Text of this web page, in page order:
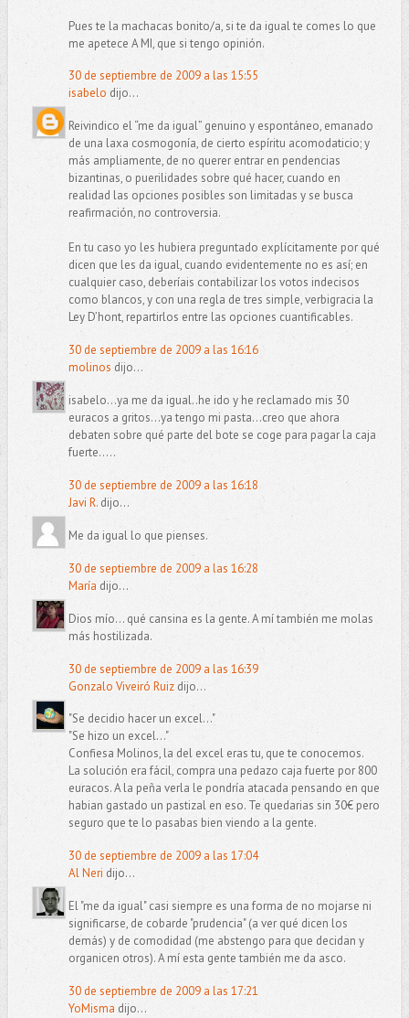
Pues te la machacas bonito/a, si te da igual te comes lo que
me apetece A MI, que si tengo opinión.
30 de septiembre de 2009 a las 15:55
isabelo dijo...
Reivindico el “me da igual” genuino y espontáneo, emanado
de una laxa cosmogonía, de cierto espíritu acomodaticio; y
más ampliamente, de no querer entrar en pendencias
bizantinas, o puerilidades sobre qué hacer, cuando en
realidad las opciones posibles son limitadas y se busca
reafirmación, no controversia.
En tu caso yo les hubiera preguntado explícitamente por qué
dicen que les da igual, cuando evidentemente no es así; en
cualquier caso, deberíais contabilizar los votos indecisos
como blancos, y con una regla de tres simple, verbigracia la
Ley D’hont, repartirlos entre las opciones cuantificables.
30 de septiembre de 2009 a las 16:16
molinos dijo...
isabelo...ya me da igual..he ido y he reclamado mis 30
euracos a gritos...ya tengo mi pasta...creo que ahora
debaten sobre qué parte del bote se coge para pagar la caja
fuerte.....
30 de septiembre de 2009 a las 16:18
Javi R.dijo...
Me da igual lo que pienses.
30 de septiembre de 2009 a las 16:28
María dijo...
Dios mío... qué cansina es la gente. A mí también me molas
más hostilizada.
30 de septiembre de 2009 a las 16:39
Gonzalo Viveiró Ruizdijo...
"Se decidio hacer un excel..."
"Se hizo un excel..."
Confiesa Molinos, la del excel eras tu, que te conocemos.
La solución era fácil, compra una pedazo caja fuerte por 800
euracos. A la peña verla le pondría atacada pensando en que
habian gastado un pastizal en eso. Te quedarias sin 30€ pero
seguro que te lo pasabas bien viendo a la gente.
30 de septiembre de 2009 a las 17:04
Al Neri dijo...
El "me da igual" casi siempre es una forma de no mojarse ni
significarse, de cobarde "prudencia" (a ver qué dicen los
demás) y de comodidad (me abstengo para que decidan y
organicen otros). A mí esta gente también me da asco.
30 de septiembre de 2009 a las 17:21
YoMisma dijo...